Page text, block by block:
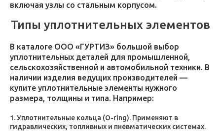
включая узлы со стальным корпусом.
Типы уплотнительных элементов
В каталоге ООО «ГУРТИЗ» большой выбор
уплотнительных деталей для промышленной,
сельскохозяйственной и автомобильной техники. В
наличии изделия ведущих производителей —
купите уплотнительные элементы нужного
размера, толщины и типа. Например:
Уплотнительные кольца (O-ring). Применяют в
гидравлических, топливных и пневматических системах.